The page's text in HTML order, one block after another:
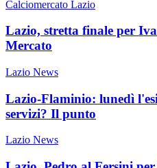
Calciomercato Lazio
Lazio, stretta finale per
Mercato
Lazio News
Lazio-Flaminio: lunedì
servizi? Il punto
Lazio News